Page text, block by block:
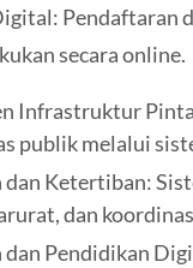
Pendaftaran
secara online.
Infrastruktur
publik melalui
dan Ketertiban:
dan
dan Pendidikan